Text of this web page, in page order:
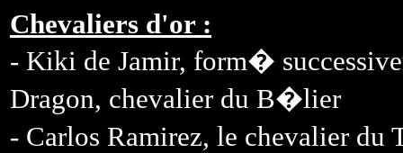
Chevaliers d'or :
- Kiki de Jamir, form�
Dragon, chevalier du B�lier
- Carlos Ramirez, le chevalier